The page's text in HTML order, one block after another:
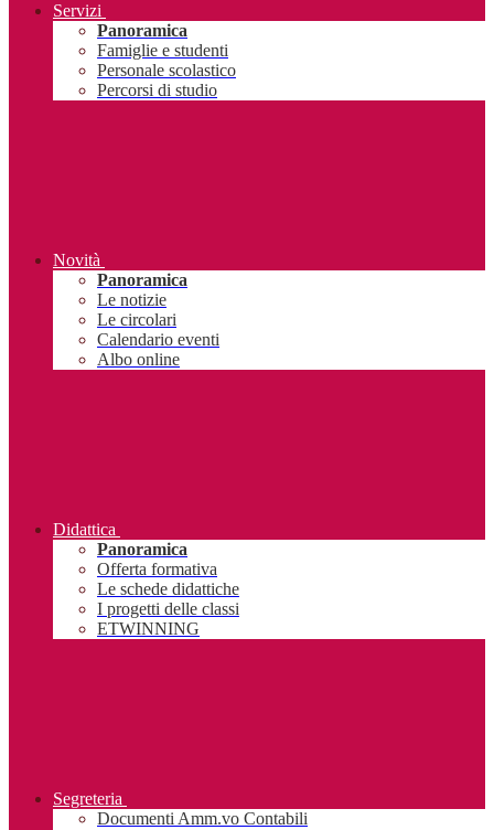
Servizi
Panoramica
Famiglie e studenti
Personale scolastico
Percorsi di studio
Novità
Panoramica
Le notizie
Le circolari
Calendario eventi
Albo online
Didattica
Panoramica
Offerta formativa
Le schede didattiche
I progetti delle classi
ETWINNING
Segreteria
Documenti Amm.vo Contabili